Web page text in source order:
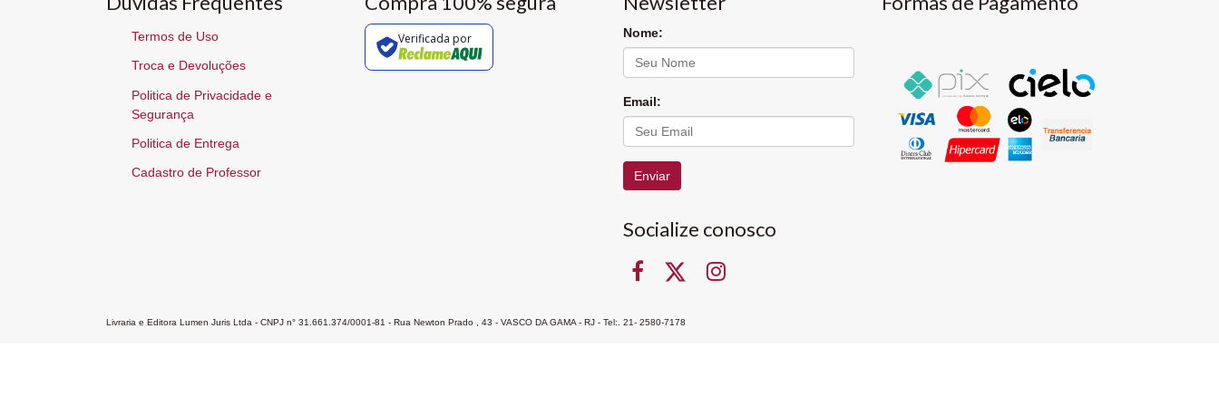
Termos de Uso
Troca e Devoluções
Politica de Privacidade e
Segurança
Politica de Entrega
Cadastro de Professor
Verificada por Nome:
Email:
Enviar
Socialize conosco
Livraria e Editora Lumen Juris Ltda - CNPJ n° 31.661.374/0001-81 - Rua Newton Prado , 43 - VASCO DA GAMA - RJ - Tel:. 21- 2580-7178